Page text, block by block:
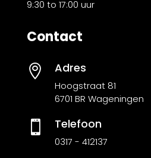
9:30 to 17:00 uur
Contact
 Adres
Hoogstraat 81
6701 BR Wageningen
 Telefoon
0317 - 412137